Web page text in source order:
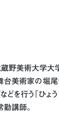
野美術大学大
美術家の堀
などを行う｢ひ
勤講師｡